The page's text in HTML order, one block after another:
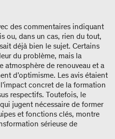
des commentaires indiquant
ou, dans un cas, rien du tout,
déjà bien le sujet. Certains
du problème, mais la
atmosphère de renouveau et a
d’optimisme. Les avis étaient
concret de la formation
respectifs. Toutefois, le
jugent nécessaire de former
et fonctions clés, montre
sérieuse de